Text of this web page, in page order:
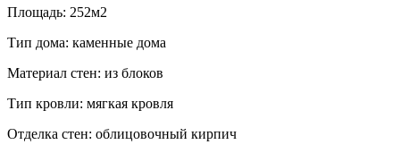
Площадь: 252м2
Тип дома: каменные дома
Материал стен: из блоков
Тип кровли: мягкая кровля
Отделка стен: облицовочный кирпич